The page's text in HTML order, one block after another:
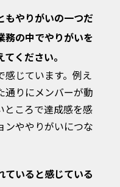
もやりがいの一つだ
務の中でやりがいを
ください。
感じています。例え
通りにメンバーが動
ところで達成感を感
ンややりがいにつな
ていると感じている